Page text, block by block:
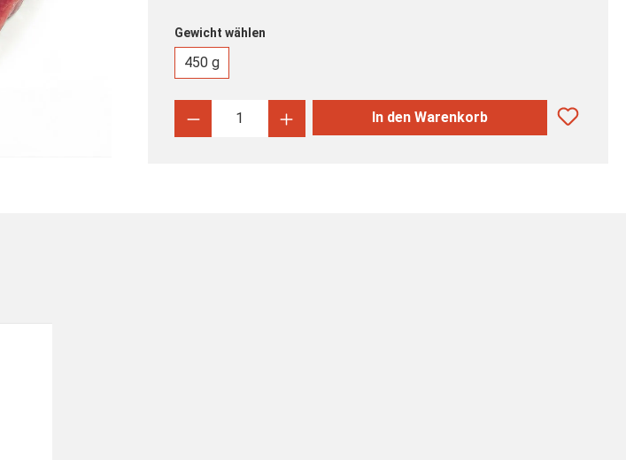
Gewicht wählen
450 g
Produkt Anzahl: Gib den gewünschten Wert
In den Warenkorb